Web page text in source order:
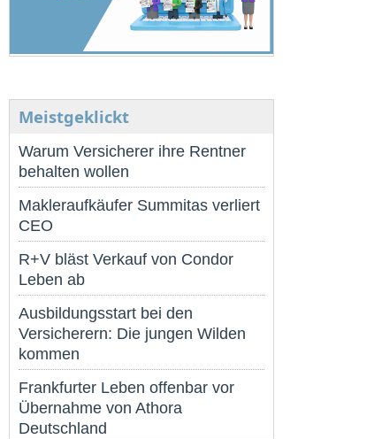
Meistgeklickt
Warum Versicherer ihre Rentner
behalten wollen
Makleraufkäufer Summitas verliert
CEO
R+V bläst Verkauf von Condor
Leben ab
Ausbildungsstart bei den
Versicherern: Die jungen Wilden
kommen
Frankfurter Leben offenbar vor
Übernahme von Athora
Deutschland